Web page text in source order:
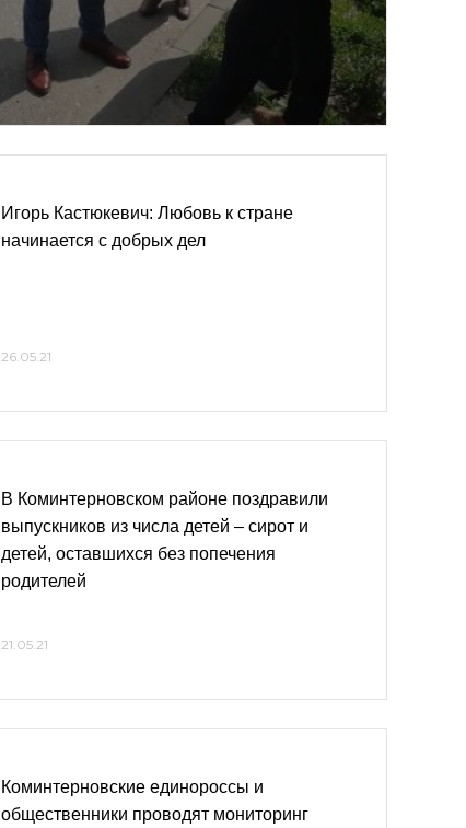
Игорь Кастюкевич: Любовь к стране
начинается с добрых дел
26.05.21
В Коминтерновском районе поздравили
выпускников из числа детей – сирот и
детей, оставшихся без попечения
родителей
21.05.21
Коминтерновские единороссы и
общественники проводят мониторинг